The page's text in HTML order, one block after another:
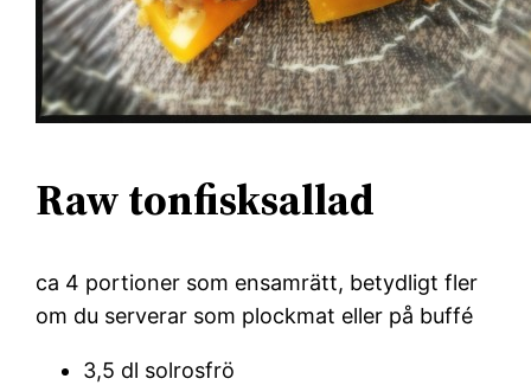
Raw tonfisksallad
ca 4 portioner som ensamrätt, betydligt fler
om du serverar som plockmat eller på buffé
3,5 dl solrosfrö